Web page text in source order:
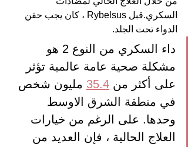
السكري.قبل Rybelsus ، كان يجب حقن
الدواء تحت الجلد.
داء السكري من النوع 2 هو
مشكلة صحية عامة عالمية تؤثر
على أكثر من 35.4 مليون شخص
في منطقة الشرق الاوسط
وحدها. على الرغم من خيارات
العلاج الحالية ، فإن العديد من